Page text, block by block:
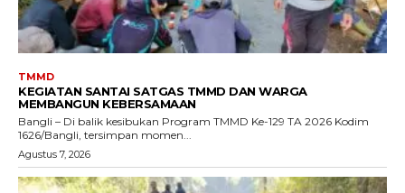
TMMD
KEGIATAN SANTAI SATGAS TMMD DAN WARGA
MEMBANGUN KEBERSAMAAN
Bangli – Di balik kesibukan Program TMMD Ke-129 TA 2026 Kodim
1626/Bangli, tersimpan momen...
Agustus 7, 2026